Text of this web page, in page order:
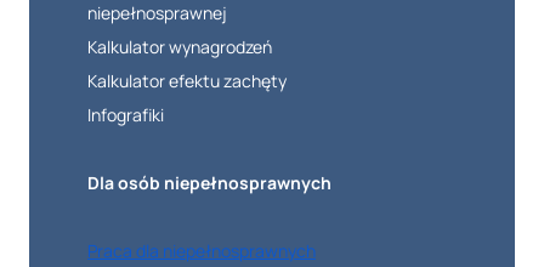
niepełnosprawnej
Kalkulator wynagrodzeń
Kalkulator efektu zachęty
Infografiki
Dla osób niepełnosprawnych
Praca dla niepełnosprawnych